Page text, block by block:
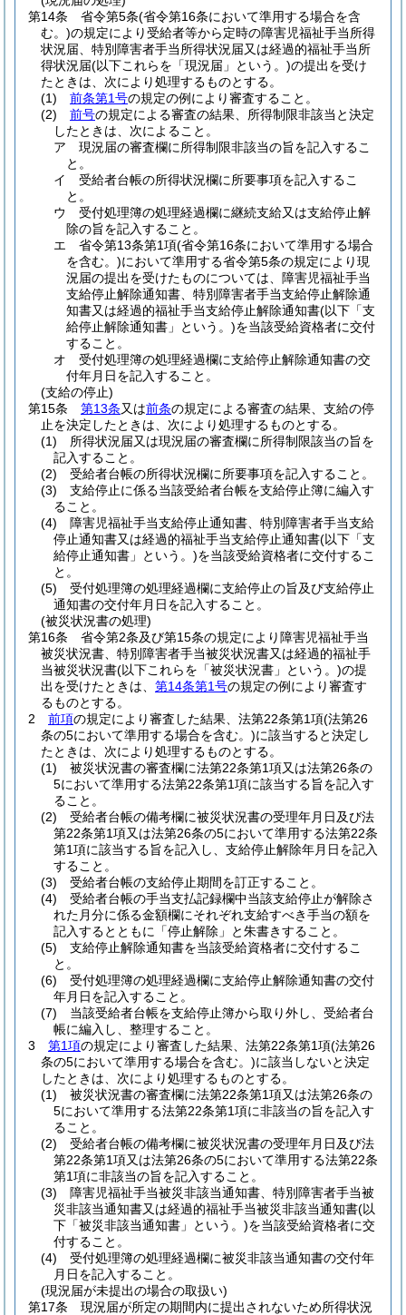
第14条
省令第5条(省令第16条において準用する場合を含
む。)の規定により受給者等から定時の障害児福祉手当所得
状況届、特別障害者手当所得状況届又は経過的福祉手当所
得状況届(以下これらを「現況届」という。)の提出を受け
たときは、次により処理するものとする。
(1)
前条第1号の規定の例により審査すること。
(2)
前号の規定による審査の結果、所得制限非該当と決定
したときは、次によること。
ア
現況届の審査欄に所得制限非該当の旨を記入するこ
と。
イ
受給者台帳の所得状況欄に所要事項を記入するこ
と。
ウ
受付処理簿の処理経過欄に継続支給又は支給停止解
除の旨を記入すること。
エ
省令第13条第1項(省令第16条において準用する場合
を含む。)において準用する省令第5条の規定により現
況届の提出を受けたものについては、障害児福祉手当
支給停止解除通知書、特別障害者手当支給停止解除通
知書又は経過的福祉手当支給停止解除通知書(以下「支
給停止解除通知書」という。)を当該受給資格者に交付
すること。
オ
受付処理簿の処理経過欄に支給停止解除通知書の交
付年月日を記入すること。
(支給の停止)
第15条
第13条又は前条の規定による審査の結果、支給の停
止を決定したときは、次により処理するものとする。
(1)
所得状況届又は現況届の審査欄に所得制限該当の旨を
記入すること。
(2)
受給者台帳の所得状況欄に所要事項を記入すること。
(3)
支給停止に係る当該受給者台帳を支給停止簿に編入す
ること。
(4)
障害児福祉手当支給停止通知書、特別障害者手当支給
停止通知書又は経過的福祉手当支給停止通知書(以下「支
給停止通知書」という。)を当該受給資格者に交付するこ
と。
(5)
受付処理簿の処理経過欄に支給停止の旨及び支給停止
通知書の交付年月日を記入すること。
(被災状況書の処理)
第16条
省令第2条及び第15条の規定により障害児福祉手当
被災状況書、特別障害者手当被災状況書又は経過的福祉手
当被災状況書(以下これらを「被災状況書」という。)の提
出を受けたときは、 第14条第1号の規定の例により審査す
るものとする。
2
前項の規定により審査した結果、法第22条第1項(法第26
条の5において準用する場合を含む。)に該当すると決定し
たときは、次により処理するものとする。
(1)
被災状況書の審査欄に法第22条第1項又は法第26条の
5において準用する法第22条第1項に該当する旨を記入す
ること。
(2)
受給者台帳の備考欄に被災状況書の受理年月日及び法
第22条第1項又は法第26条の5において準用する法第22条
第1項に該当する旨を記入し、支給停止解除年月日を記入
すること。
(3)
受給者台帳の支給停止期間を訂正すること。
(4)
受給者台帳の手当支払記録欄中当該支給停止が解除さ
れた月分に係る金額欄にそれぞれ支給すべき手当の額を
記入するとともに「停止解除」と朱書きすること。
(5)
支給停止解除通知書を当該受給資格者に交付するこ
と。
(6)
受付処理簿の処理経過欄に支給停止解除通知書の交付
年月日を記入すること。
(7)
当該受給者台帳を支給停止簿から取り外し、受給者台
帳に編入し、整理すること。
3
第1項の規定により審査した結果、法第22条第1項(法第26
条の5において準用する場合を含む。)に該当しないと決定
したときは、次により処理するものとする。
(1)
被災状況書の審査欄に法第22条第1項又は法第26条の
5において準用する法第22条第1項に非該当の旨を記入す
ること。
(2)
受給者台帳の備考欄に被災状況書の受理年月日及び法
第22条第1項又は法第26条の5において準用する法第22条
第1項に非該当の旨を記入すること。
(3)
障害児福祉手当被災非該当通知書、特別障害者手当被
災非該当通知書又は経過的福祉手当被災非該当通知書(以
下「被災非該当通知書」という。)を当該受給資格者に交
付すること。
(4)
受付処理簿の処理経過欄に被災非該当通知書の交付年
月日を記入すること。
(現況届が未提出の場合の取扱い)
第17条
現況届が所定の期間内に提出されないため所得状況